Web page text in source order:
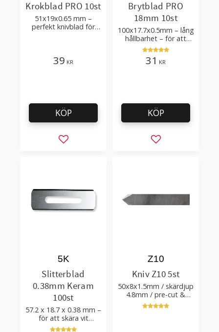
Krokblad PRO 10st
51x19x0.65 mm –
perfekt knivblad för
39 KR
Lägg till i favoriter
KÖP
Brytblad PRO
18mm 10st
100x17.7x0.5mm – lång
hållbarhet – för att
skära kartong, tapet
och golvmaterial
31 KR
Lägg till i
KÖP
Slitterblad
0.38mm Keram
100st
57.2 x 18.7 x 0.38 mm –
för att skära vit
plastfilm med tillsatser
5K
Kniv Z10 5st
50x8x1.5mm / skärdjup
4.8mm / pre-cut &
post-cut 0.84xTm /
skärvinkel 50°
Z10